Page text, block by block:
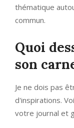
thématique
commun.
Quoi
son
Je ne dois pas
d'inspirations.
votre journal et